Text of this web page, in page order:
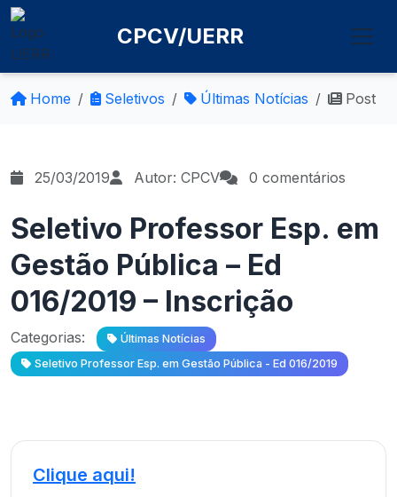
CPCV/UERR
Home Seletivos Últimas Notícias Post
25/03/2019 Autor: CPCV 0 comentários
Seletivo Professor Esp. em
Gestão Pública – Ed
016/2019 – Inscrição
Categorias:
Últimas Notícias
Seletivo Professor Esp. em Gestão Pública - Ed 016/2019
Clique aqui!